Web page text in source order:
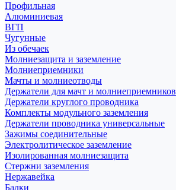
Профильная
Алюминиевая
ВГП
Чугунные
Из обечаек
Молниезащита и заземление
Молниеприемники
Мачты и молниеотводы
Держатели для мачт и молниеприемников
Держатели круглого проводника
Комплекты модульного заземления
Держатели проводника универсальные
Зажимы соединительные
Электролитическое заземление
Изолированная молниезащита
Стержни заземления
Нержавейка
Балки